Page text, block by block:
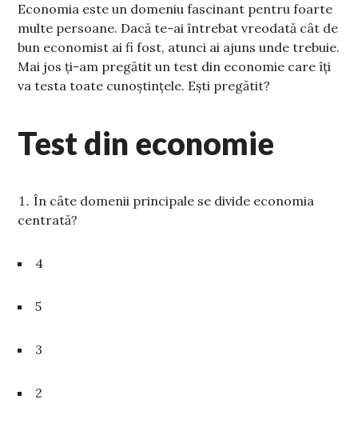
Economia este un domeniu fascinant pentru foarte
multe persoane. Dacă te-ai întrebat vreodată cât de
bun economist ai fi fost, atunci ai ajuns unde trebuie.
Mai jos ți-am pregătit un test din economie care îți
va testa toate cunoștințele. Ești pregătit?
Test din economie
În câte domenii principale se divide economia
centrată?
4
5
3
2